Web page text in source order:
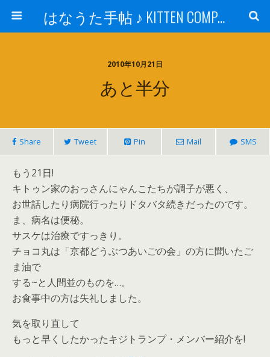
はなうた手帖 ♪ KITTEN COMPANY
2010年10月21日
あと半分
Share Tweet Pin Mail SMS
もう21日!
キトゥン家のおっさんにゃんこたちが調子が悪く、
お世話したり病院行ったりドタバタ続きだったのです。
ま、病名は便秘。
サスケは治療ですっきり。
チョコ丸は「京都どうぶつあいごの会」の方に聞いたご
ま油で
する~と人間並のものを…。
お食事中の方は失礼しました。
気を取り直して
もっと早くしたかったキジトランプ・メンバー紹介を!